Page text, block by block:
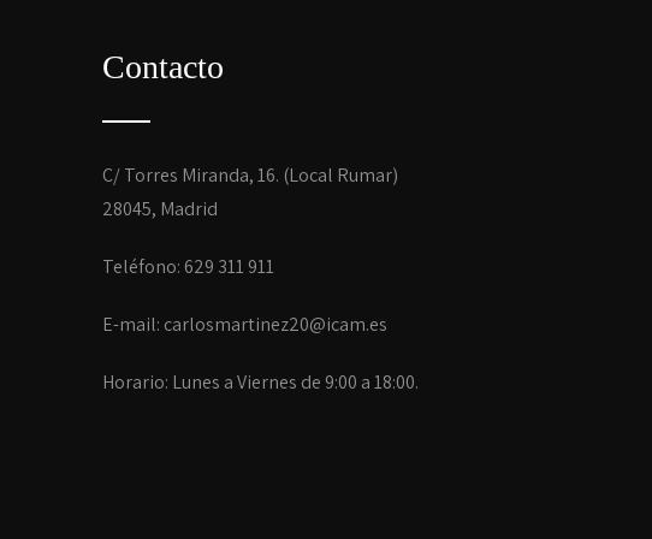
Contacto
C/ Torres Miranda, 16. (Local Rumar)
28045, Madrid
Teléfono: 629 311 911
E-mail: carlosmartinez20@icam.es
Horario: Lunes a Viernes de 9:00 a 18:00.